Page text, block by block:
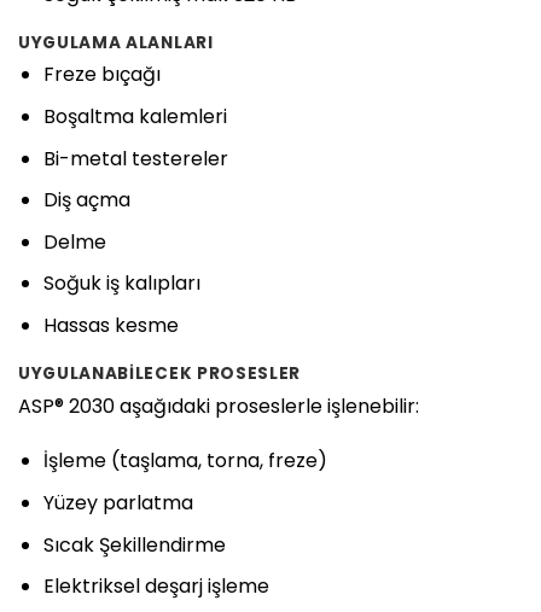
UYGULAMA ALANLARI
Freze bıçağı
Boşaltma kalemleri
Bi-metal testereler
Diş açma
Delme
Soğuk iş kalıpları
Hassas kesme
UYGULANABILECEK PROSESLER
ASP® 2030 aşağıdaki proseslerle işlenebilir:
İşleme (taşlama, torna, freze)
Yüzey parlatma
Sıcak Şekillendirme
Elektriksel deşarj işleme